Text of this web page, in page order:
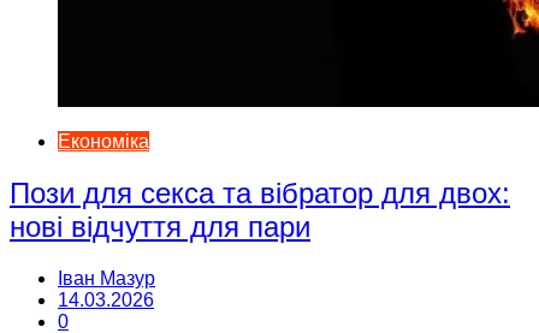
Економіка
Пози для секса та вібратор для двох:
нові відчуття для пари
Іван Мазур
14.03.2026
0